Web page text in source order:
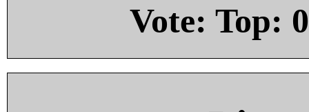
Vote: Top: 0